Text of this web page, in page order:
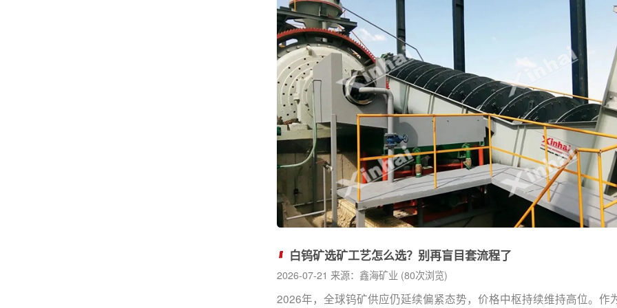
白钨矿选矿工艺怎么选？别再盲目套流程了
2026-07-21 来源：鑫海矿业 (80次浏览)
2026年，全球钨矿供应仍延续偏紧态势，价格中枢持续维持高位。作